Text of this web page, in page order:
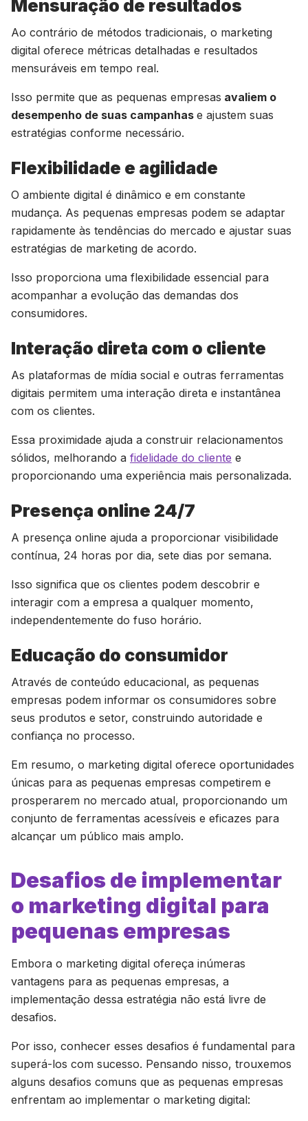
Mensuração de resultados
Ao contrário de métodos tradicionais, o marketing
digital oferece métricas detalhadas e resultados
mensuráveis em tempo real.
Isso permite que as pequenas empresas avaliem o
desempenho de suas campanhas e ajustem suas
estratégias conforme necessário.
Flexibilidade e agilidade
O ambiente digital é dinâmico e em constante
mudança. As pequenas empresas podem se adaptar
rapidamente às tendências do mercado e ajustar suas
estratégias de marketing de acordo.
Isso proporciona uma flexibilidade essencial para
acompanhar a evolução das demandas dos
consumidores.
Interação direta com o cliente
As plataformas de mídia social e outras ferramentas
digitais permitem uma interação direta e instantânea
com os clientes.
Essa proximidade ajuda a construir relacionamentos
sólidos, melhorando a fidelidade do cliente e
proporcionando uma experiência mais personalizada.
Presença online 24/7
A presença online ajuda a proporcionar visibilidade
contínua, 24 horas por dia, sete dias por semana.
Isso significa que os clientes podem descobrir e
interagir com a empresa a qualquer momento,
independentemente do fuso horário.
Educação do consumidor
Através de conteúdo educacional, as pequenas
empresas podem informar os consumidores sobre
seus produtos e setor, construindo autoridade e
confiança no processo.
Em resumo, o marketing digital oferece oportunidades
únicas para as pequenas empresas competirem e
prosperarem no mercado atual, proporcionando um
conjunto de ferramentas acessíveis e eficazes para
alcançar um público mais amplo.
Desafios de implementar
o marketing digital para
pequenas empresas
Embora o marketing digital ofereça inúmeras
vantagens para as pequenas empresas, a
implementação dessa estratégia não está livre de
desafios.
Por isso, conhecer esses desafios é fundamental para
superá-los com sucesso. Pensando nisso, trouxemos
alguns desafios comuns que as pequenas empresas
enfrentam ao implementar o marketing digital: